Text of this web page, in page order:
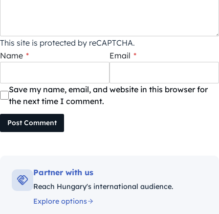
This site is protected by reCAPTCHA.
Name * Email *
Save my name, email, and website in this browser for
the next time I comment.
Post Comment
Partner with us
Reach Hungary's international audience.
Explore options